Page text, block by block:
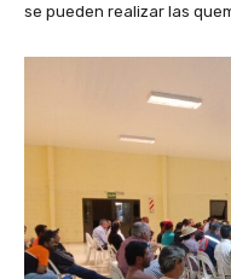
se pueden realizar las